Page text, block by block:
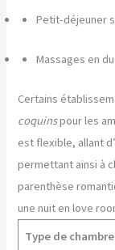
Petit-déjeuner
Massages en
Certains
coquinspour les
est flexible, allant
permettant ainsi à
parenthèse
une nuit en love
Type de chambre